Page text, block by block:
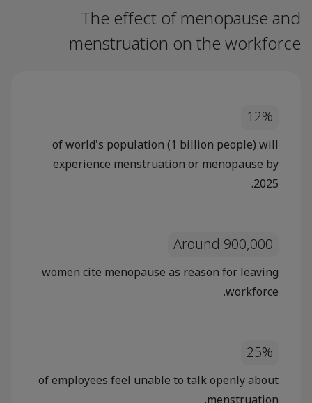
The effect of menopause and
menstruation on the workforce
12%
of world's population (1 billion people) will
experience menstruation or menopause by
2025.
Around 900,000
women cite menopause as reason for leaving
workforce.
25%
of employees feel unable to talk openly about